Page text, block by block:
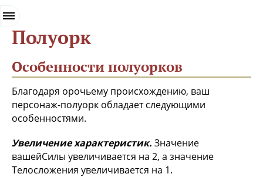
Полуорк
Особенности полуорков
Благодаря орочьему происхождению, ваш
персонаж-полуорк обладает следующими
особенностями.
Увеличение характеристик. Значение
вашейСилы увеличивается на 2, а значение
Телосложения увеличивается на 1.